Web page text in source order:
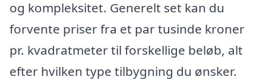
og kompleksitet. Generelt set kan du
forvente priser fra et par tusinde kroner
pr. kvadratmeter til forskellige beløb, alt
efter hvilken type tilbygning du ønsker.